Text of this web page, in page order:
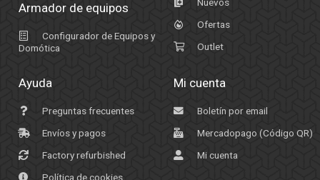
Armador de equipos
Configurador de Equipos y
Domótica
Ofertas
Outlet
Ayuda
Preguntas frecuentes
Envíos y pagos
Factory refurbished
Política de cookies
Mi cuenta
Boletín por email
Mercadopago (Código QR)
Mi cuenta